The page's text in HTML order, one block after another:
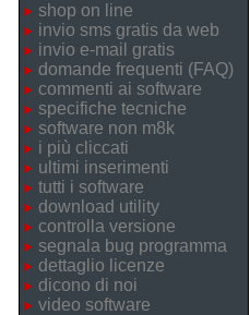
shop on line
invio sms gratis da web
invio e-mail gratis
domande frequenti (FAQ)
commenti ai software
specifiche tecniche
software non m8k
i più cliccati
ultimi inserimenti
tutti i software
download utility
controlla versione
segnala bug programma
dettaglio licenze
dicono di noi
video software